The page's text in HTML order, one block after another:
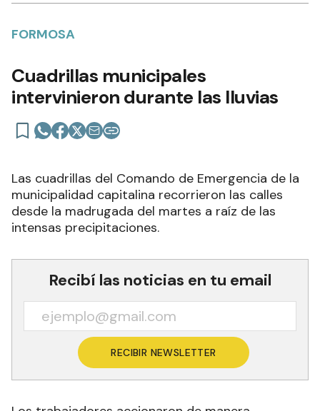
FORMOSA
Cuadrillas municipales
intervinieron durante las lluvias
Las cuadrillas del Comando de Emergencia de la
municipalidad capitalina recorrieron las calles
desde la madrugada del martes a raíz de las
intensas precipitaciones.
Recibí las noticias en tu email
RECIBIR NEWSLETTER